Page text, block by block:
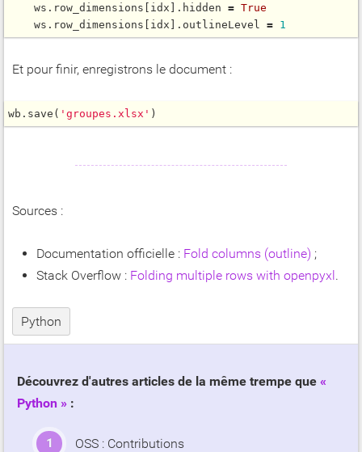
    ws.row_dimensions[idx].hidden
= True
    ws.row_dimensions[idx].outlineLevel
= 1
Et pour finir, enregistrons le document :
wb. save ( 'groupes.xlsx' )
Sources :
Documentation officielle : Fold columns (outline) ;
Stack Overflow : Folding multiple rows with openpyxl .
Python
Découvrez d'autres articles de la même trempe que
Python
:
OSS : Contributions